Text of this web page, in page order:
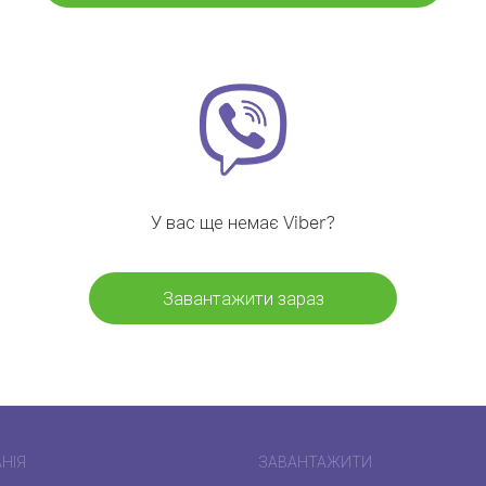
У вас ще немає Viber?
Завантажити зараз
ЗАВАНТАЖИТИ